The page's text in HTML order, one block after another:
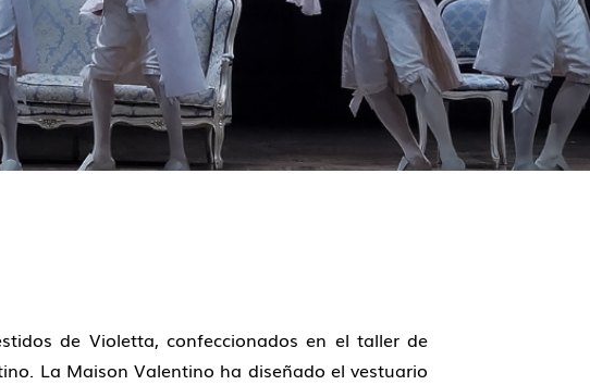
de Violetta, confeccionados en el taller de
La Maison Valentino ha diseñado el vestuario